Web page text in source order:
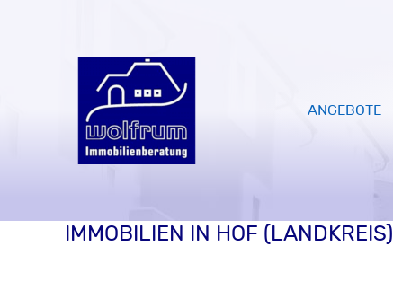
ANGEBOTE
IMMOBILIEN IN HOF (LANDKREIS)